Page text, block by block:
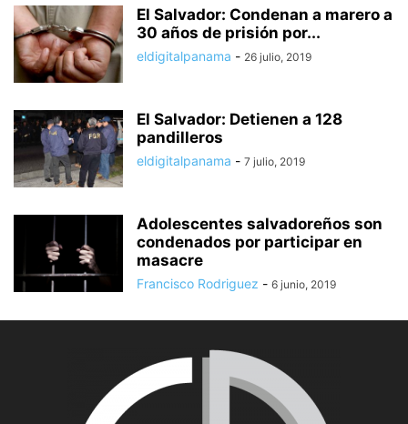
El Salvador: Condenan a marero a
30 años de prisión por...
eldigitalpanama - 26 julio, 2019
El Salvador: Detienen a 128
pandilleros
eldigitalpanama - 7 julio, 2019
Adolescentes salvadoreños son
condenados por participar en
masacre
Francisco Rodriguez - 6 junio, 2019